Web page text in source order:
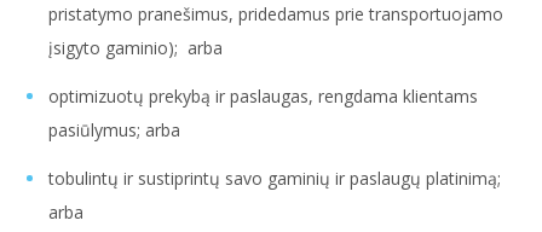
pristatymo pranešimus, pridedamus prie transportuojamo
įsigyto gaminio); arba
optimizuotų prekybą ir paslaugas, rengdama klientams
pasiūlymus; arba
tobulintų ir sustiprintų savo gaminių ir paslaugų platinimą;
arba